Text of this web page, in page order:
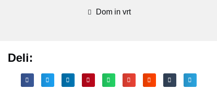
Dom in vrt
Deli: